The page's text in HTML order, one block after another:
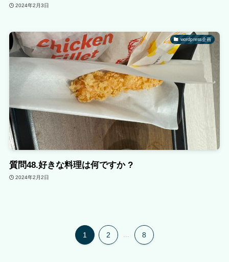
2024年2月3日
wordpress企画
質問48.好きな料理は何ですか ?
2024年2月2日
1 2 ... 8